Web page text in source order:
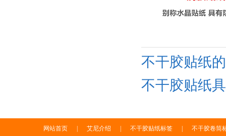
不干胶贴纸
不干胶贴纸
网站首页 艾尼介绍 不干胶贴纸标签 不干胶卷筒